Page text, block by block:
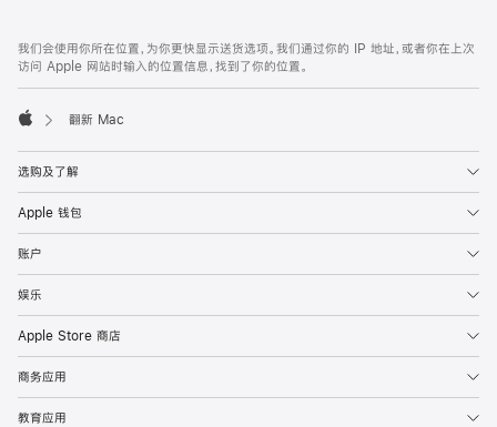
页
页
脚
注
我们会使用你所在位置，为你更快显示送货选项。我们通过你的 IP 地址，或者你在上次
访问 Apple 网站时输入的位置信息，找到了你的位置。
翻新 Mac
选购及了解
Apple 钱包
账户
娱乐
Apple Store 商店
商务应用
教育应用